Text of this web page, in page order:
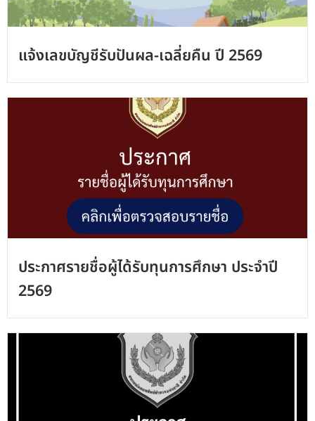
แจ้งเลขบัญชีรับปันผล-เฉลี่ยคืน ปี 2569
ประกาศรายชื่อผู้ได้รับทุนการศึกษา ประจำปี
2569